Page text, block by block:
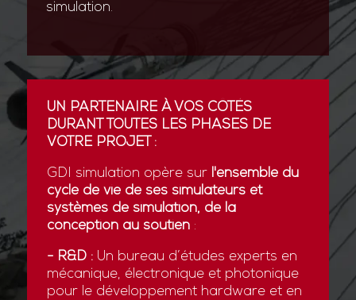
simulation.
UN PARTENAIRE À VOS CÔTÉS
DURANT TOUTES LES PHASES DE
VOTRE PROJET :
GDI simulation opère sur l'ensemble du
cycle de vie de ses simulateurs et
systèmes de simulation, de la
conception au soutien:
- R&D :Un bureau d’études experts en
mécanique, électronique et photonique
pour le développement hardware et en